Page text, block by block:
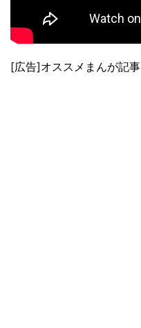
[広告]オススメまんが記事